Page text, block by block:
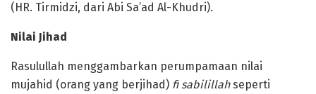
(HR. Tirmidzi, dari Abi Sa’ad Al-Khudri).
Nilai Jihad
Rasulullah menggambarkan perumpamaan nilai
mujahid (orang yang berjihad) fi sabilillahseperti